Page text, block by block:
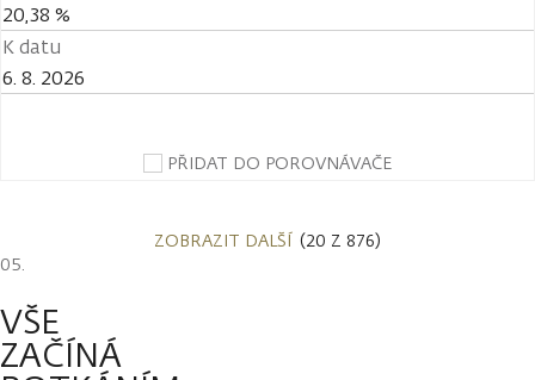
20,38 %
K datu
6. 8. 2026
PŘIDAT DO POROVNÁVAČE
ZOBRAZIT DALŠÍ (20 Z 876)
VŠE
ZAČÍNÁ